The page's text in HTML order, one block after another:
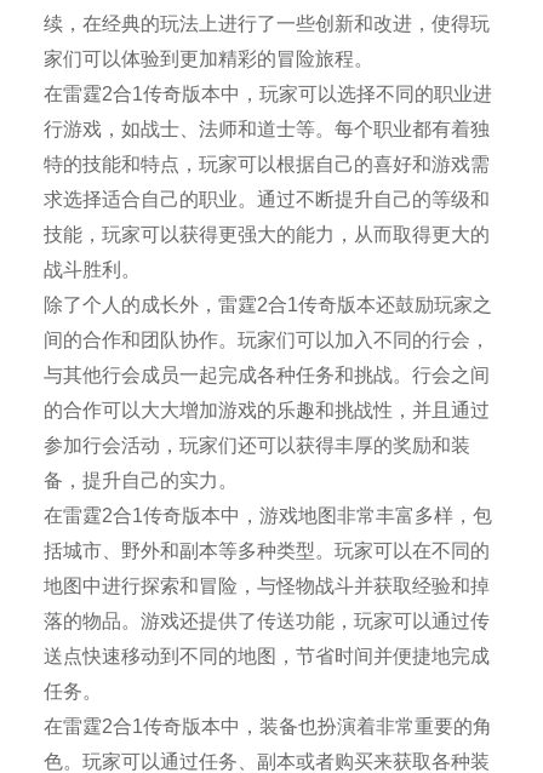
续，在经典的玩法上进行了一些创新和改进，使得玩
家们可以体验到更加精彩的冒险旅程。
在雷霆2合1传奇版本中，玩家可以选择不同的职业进
行游戏，如战士、法师和道士等。每个职业都有着独
特的技能和特点，玩家可以根据自己的喜好和游戏需
求选择适合自己的职业。通过不断提升自己的等级和
技能，玩家可以获得更强大的能力，从而取得更大的
战斗胜利。
除了个人的成长外，雷霆2合1传奇版本还鼓励玩家之
间的合作和团队协作。玩家们可以加入不同的行会，
与其他行会成员一起完成各种任务和挑战。行会之间
的合作可以大大增加游戏的乐趣和挑战性，并且通过
参加行会活动，玩家们还可以获得丰厚的奖励和装
备，提升自己的实力。
在雷霆2合1传奇版本中，游戏地图非常丰富多样，包
括城市、野外和副本等多种类型。玩家可以在不同的
地图中进行探索和冒险，与怪物战斗并获取经验和掉
落的物品。游戏还提供了传送功能，玩家可以通过传
送点快速移动到不同的地图，节省时间并便捷地完成
任务。
在雷霆2合1传奇版本中，装备也扮演着非常重要的角
色。玩家可以通过任务、副本或者购买来获取各种装